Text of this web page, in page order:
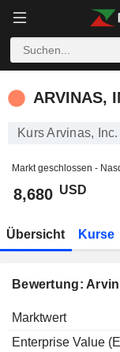
ARVINAS, INC.
ARVINAS,
Kurs Arvinas, Inc.
Markt geschlossen -
8,680 USD
Übersicht Kurse
Bewertung:
Marktwert
Enterprise Value